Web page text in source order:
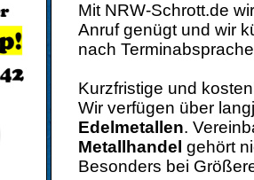
Mit NRW-Schrott.de
Anruf genügt und wir
nach
Kurzfristige und
Wir verfügen über
Edelmetallen.
Metallhandel gehört
Besonders bei